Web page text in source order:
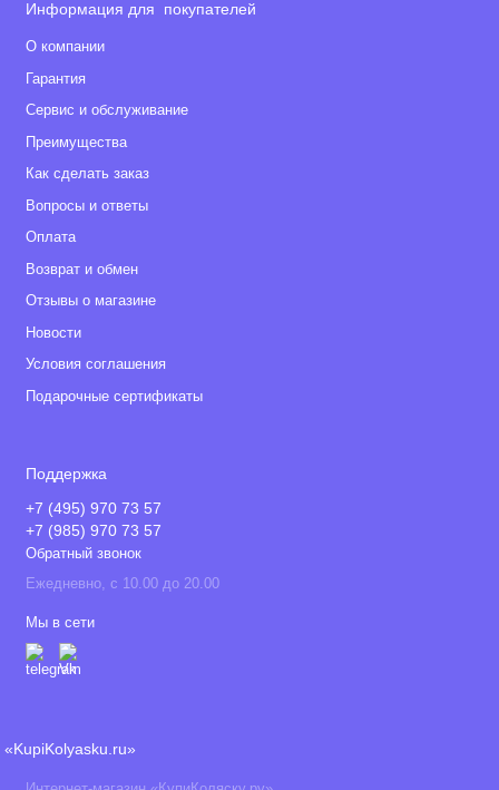
Информация для покупателей
О компании
Гарантия
Сервис и обслуживание
Преимущества
Как сделать заказ
Вопросы и ответы
Оплата
Возврат и обмен
Отзывы о магазине
Новости
Условия соглашения
Подарочные сертификаты
Поддержка
+7 (495) 970 73 57
+7 (985) 970 73 57
Обратный звонок
Ежедневно, с 10.00 до 20.00
Мы в сети
«KupiKolyasku.ru»